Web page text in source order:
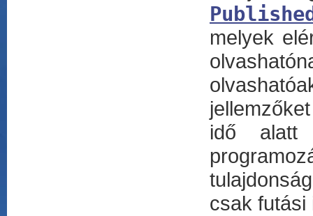
melyek
idő alatt
csak futási